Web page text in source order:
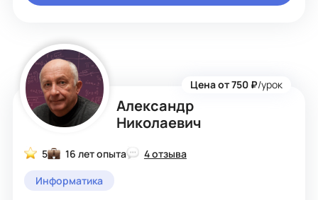
знаниями и опытом с учениками, вдохновляя их на
обучение информатике и развитие своих навыков.
Александр
Николаевич
Цена от 750 ₽/урок
5 16 лет опыта
4 отзыва
Информатика